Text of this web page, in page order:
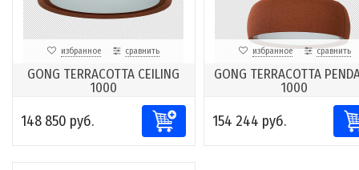
избранное сравнить
GONG TERRACOTTA CEILING
1000
148 850 руб.
избранное сравнить
GONG TERRACOTTA
1000
154 244 руб.